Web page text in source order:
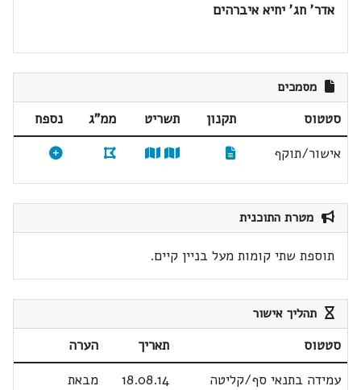
אדר' חג' יחיא איברהים
מסמכים
סטטוס תקנון תשריט ממ"ג
נספח
אישור/תוקף
מטרת התוכנית
תוספת שתי קומות מעל בניין קיים.
תהליך אישור
סטטוס תאריך
הערה
עמידה בתנאי סף/קליטה
18.08.14
מבאת